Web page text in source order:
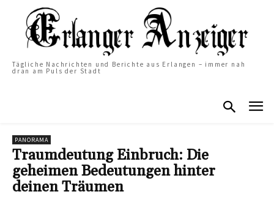
Tägliche Nachrichten und Berichte aus Erlangen – immer nah
dran am Puls der Stadt
PANORAMA
Traumdeutung Einbruch: Die
geheimen Bedeutungen hinter
deinen Träumen